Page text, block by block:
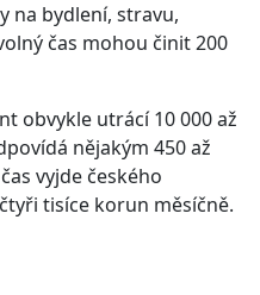
na bydlení, stravu,
čas mohou činit 200
obvykle utrácí 10 000 až
nějakým 450 až
vyjde českého
tisíce korun měsíčně.